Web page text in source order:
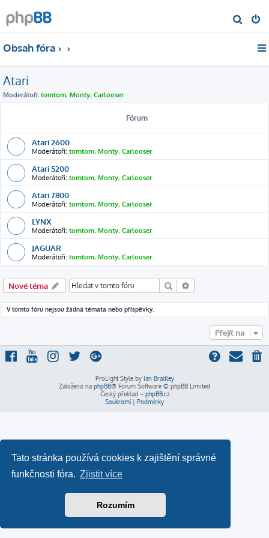
Tato stránka používá cookies k zajištění správné
funkčnosti fóra. Zjistit více
Rozumím
l
Obsah fóra
Atari
Moderátoři: tomtom, Monty, Carlooser
Fórum
Atari 2600
Moderátoři: tomtom, Monty, Carlooser
Atari 5200
Moderátoři: tomtom, Monty, Carlooser
Atari 7800
Moderátoři: tomtom, Monty, Carlooser
LYNX
Moderátoři: tomtom, Monty, Carlooser
JAGUAR
Moderátoři: tomtom, Monty, Carlooser
Nové téma Hledat
V tomto fóru nejsou žádná témata nebo příspěvky.
Přejít na
ProLight Style by Ian Bradley
Založeno na phpBB® Forum Software © phpBB Limited
Český překlad – phpBB.cz
Soukromí| Podmínky